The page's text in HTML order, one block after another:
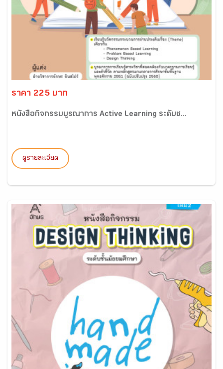
ราคา 225 บาท
หนังสือกิจกรรมบูรณาการ Active Learning ระดับช...
ดูรายละเอียด